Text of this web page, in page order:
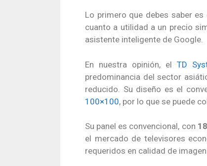
Lo primero que debes saber
cuanto a utilidad a un precio
asistente inteligente de Google.
En nuestra opinión, elTD
predominancia del sector
reducido. Su diseño es el
100×100, por lo que se puede
Su panel es convencional, con
el mercado de televisores
requeridos en calidad de